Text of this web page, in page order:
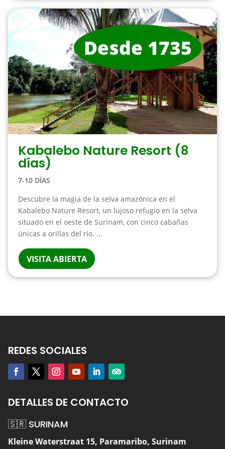
Kabalebo Nature Resort (8
días)
7-10 DÍAS
Descubre la magia de la selva amazónica en el
Kabalebo Nature Resort, un lujoso refugio en la selva
situado en el oeste de Surinam, con cinco cabañas
únicas a orillas del río. ...
VISITA ABIERTA
Desde 1735
REDES SOCIALES
DETALLES DE CONTACTO
🇸🇷 SURINAM
Kleine Waterstraat 15, Paramaribo, Surinam